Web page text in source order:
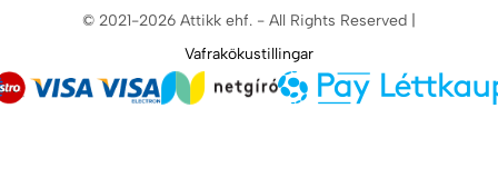
© 2021-2026 Attikk ehf. - All Rights Reserved |
Vafrakökustillingar